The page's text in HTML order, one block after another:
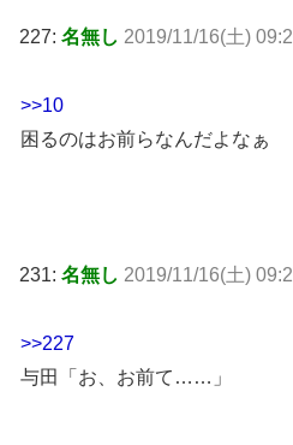
227: 名無し 2019/11/16(土)
>>10
困るのはお前らなんだよなぁ
231: 名無し 2019/11/16(土)
>>227
与田「お、お前て……」